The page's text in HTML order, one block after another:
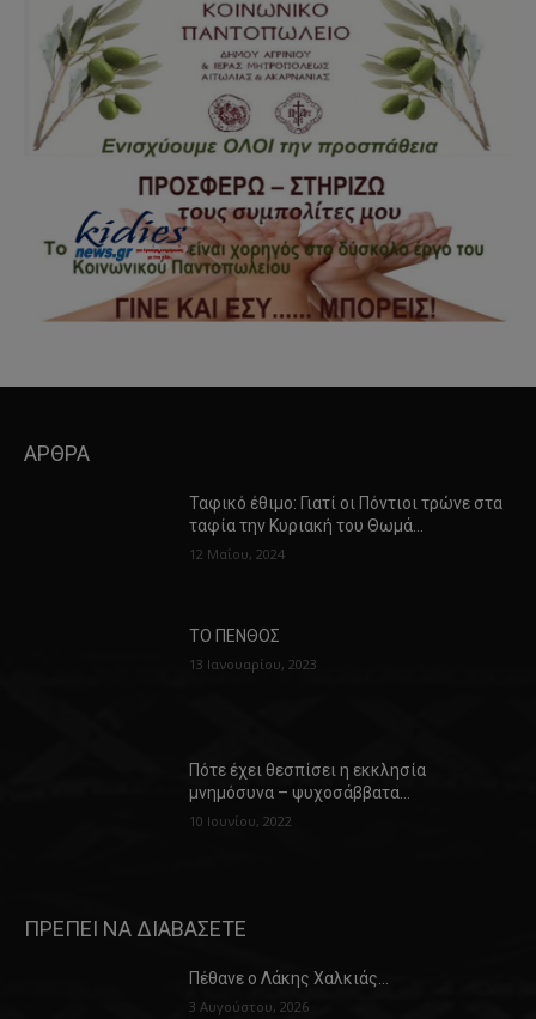
ΑΡΘΡΑ
Ταφικό έθιμο: Γιατί οι Πόντιοι τρώνε στα
ταφία την Κυριακή του Θωμά…
12 Μαΐου, 2024
ΤΟ ΠΕΝΘΟΣ
13 Ιανουαρίου, 2023
Πότε έχει θεσπίσει η εκκλησία
μνημόσυνα – ψυχοσάββατα…
10 Ιουνίου, 2022
ΠΡΕΠΕΙ ΝΑ ΔΙΑΒΑΣΕΤΕ
Πέθανε ο Λάκης Χαλκιάς…
3 Αυγούστου, 2026